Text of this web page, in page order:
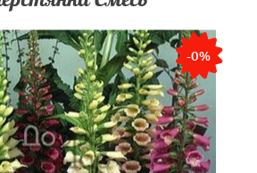
-0%